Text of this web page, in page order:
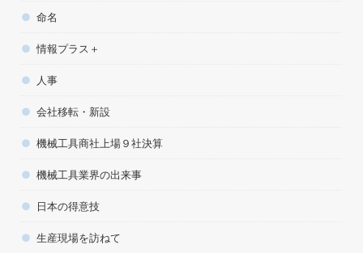
命名
情報プラス＋
人事
会社移転・新設
機械工具商社上場９社決算
機械工具業界の出来事
日本の得意技
生産現場を訪ねて